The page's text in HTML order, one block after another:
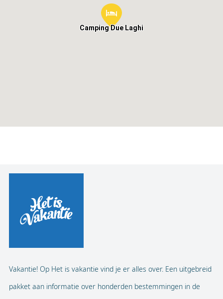
Camping Due Laghi
Vakantie! Op Het is vakantie vind je er alles over. Een uitgebreid
pakket aan informatie over honderden bestemmingen in de